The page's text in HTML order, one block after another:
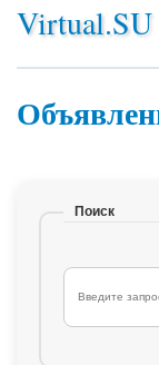
Virtual.SU
Поиск